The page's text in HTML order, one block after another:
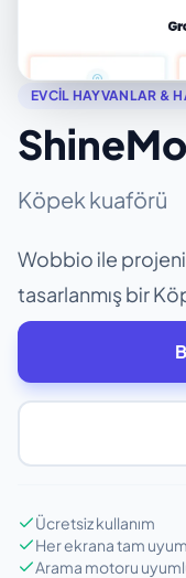
EVCIL HAYVANLAR &
Köpek kuaförü
Wobbio ile projeni
tasarlanmış bir
Ücretsiz kullanım
Her ekrana tam
Arama motoru